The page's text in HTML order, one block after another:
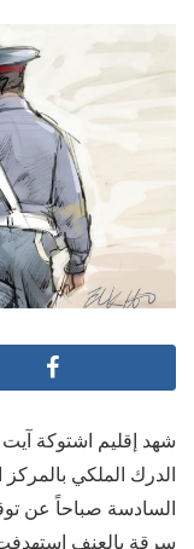
شهد إقليم اشتوكة آيت
الدرك الملكي بالمركز
السادسة صباحاً عن
سرقة بالعنف